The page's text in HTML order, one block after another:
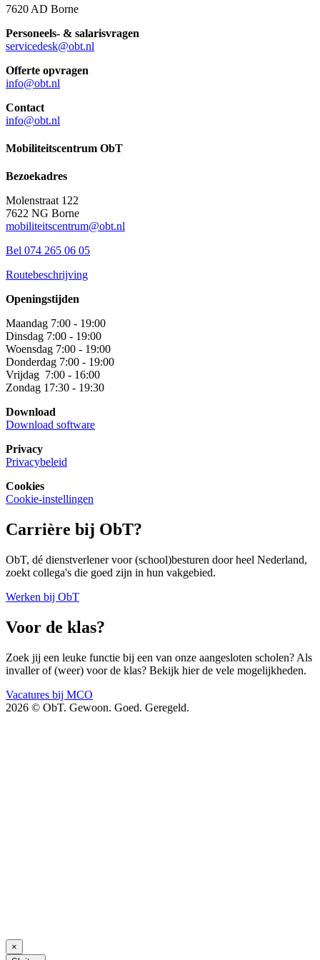
7620 AD Borne
Personeels- & salarisvragen
servicedesk@obt.nl
Offerte opvragen
info@obt.nl
Contact
info@obt.nl
Mobiliteitscentrum ObT
Bezoekadres
Molenstraat 122
7622 NG Borne
mobiliteitscentrum@obt.nl
Bel 074 265 06 05
Routebeschrijving
Openingstijden
Maandag 7:00 - 19:00
Dinsdag 7:00 - 19:00
Woensdag 7:00 - 19:00
Donderdag 7:00 - 19:00
Vrijdag 7:00 - 16:00
Zondag 17:30 - 19:30
Download
Download software
Privacy
Privacybeleid
Cookies
Cookie-instellingen
Carrière bij ObT?
ObT, dé dienstverlener voor (school)besturen door heel Nederland,
zoekt collega's die goed zijn in hun vakgebied.
Werken bij ObT
Voor de klas?
Zoek jij een leuke functie bij een van onze aangesloten scholen? Als
invaller of (weer) voor de klas? Bekijk hier de vele mogelijkheden.
Vacatures bij MCO
2026 © ObT. Gewoon. Goed. Geregeld.
×